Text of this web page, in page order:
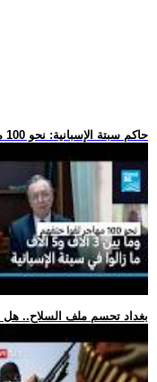
.. حاكم سبتة الإسبانية: نحو 100 مهاجر لقوا حتفهم وما بين 3 آلاف
.. بغداد تحسم ملف السلاح..